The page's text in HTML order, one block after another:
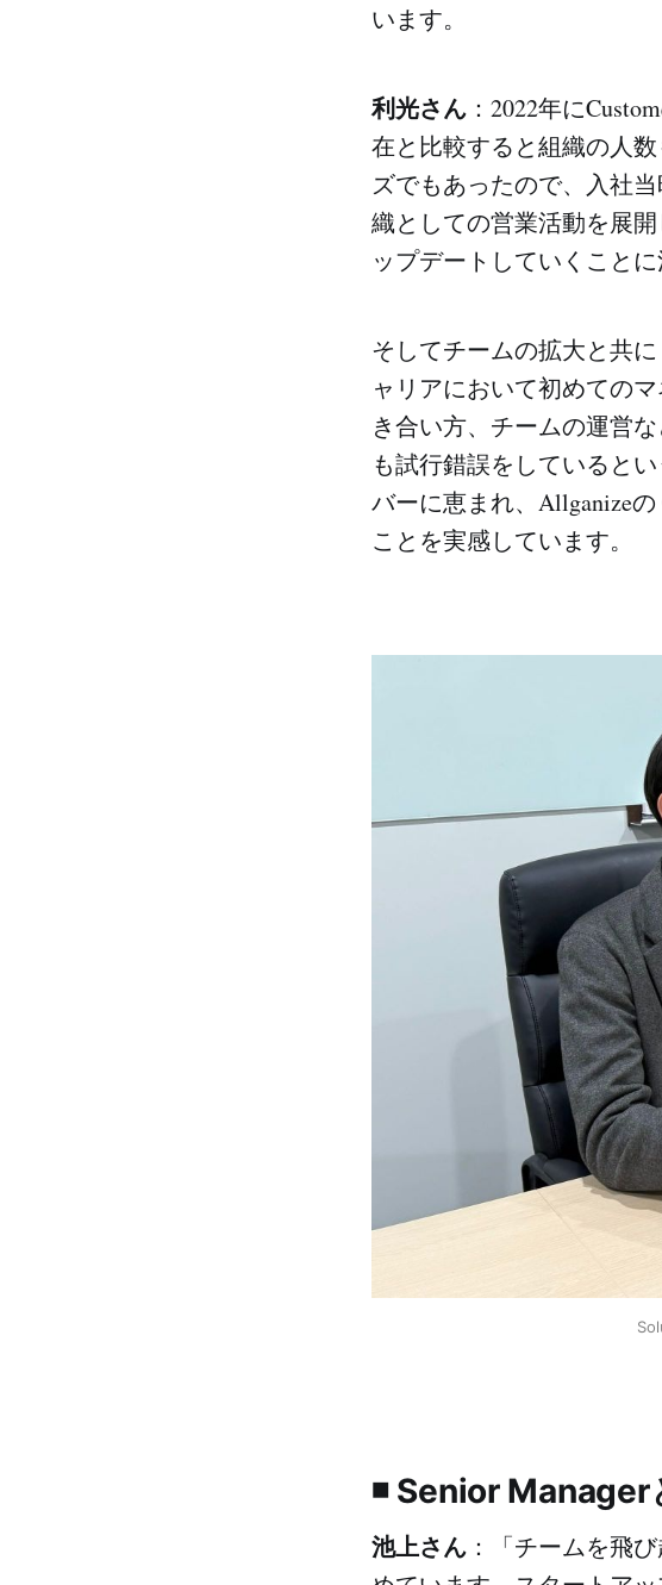
います。
利光さん ：2022年に
在と比較すると組織の人
ズでもあったので、入社
織としての営業活動を展
ップデートしていくことに
そしてチームの拡大と共
ャリアにおいて初めての
き合い方、チームの運営
も試行錯誤をしていると
バーに恵まれ、Allganizeの
ことを実感しています。
◾ Senior
池上さん ：「チームを飛